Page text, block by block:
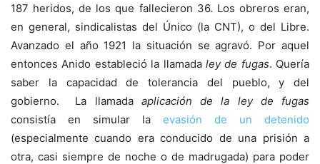
187 heridos, de los que fallecieron 36. Los obreros eran,
en general, sindicalistas del Único (la CNT), o del Libre.
Avanzado el año 1921 la situación se agravó. Por aquel
entonces Anido estableció la llamada ley de fugas. Quería
saber la capacidad de tolerancia del pueblo, y del
gobierno. La llamada aplicación de la ley de fugas
consistía en simular la evasión de un detenido
(especialmente cuando era conducido de una prisión a
otra, casi siempre de noche o de madrugada) para poder